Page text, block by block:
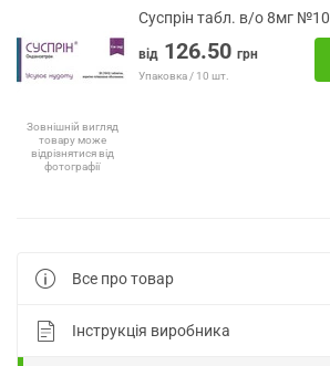
Зовнішній вигляд
товару може
відрізнятися від
фотографії
Суспрін табл. в/о 8мг №10
від 126.50 грн
Упаковка / 10 шт.
Все про товар
Інструкція виробника